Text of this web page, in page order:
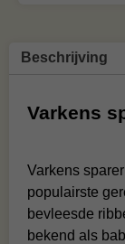
Beschrijving
Varkens
Varkens
populairste
bevleesde
bekend als